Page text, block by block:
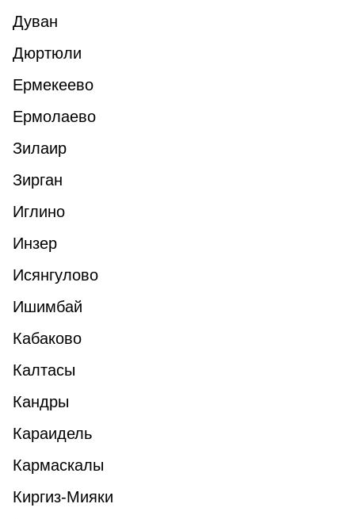
Дуван
Дюртюли
Ермекеево
Ермолаево
Зилаир
Зирган
Иглино
Инзер
Исянгулово
Ишимбай
Кабаково
Калтасы
Кандры
Караидель
Кармаскалы
Киргиз-Мияки